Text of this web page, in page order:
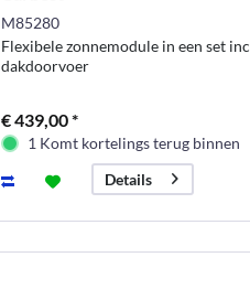
M85280
Flexibele zonnemodule in een set
dakdoorvoer
€ 439,00 *
1 Komt kortelings terug binnen
Details